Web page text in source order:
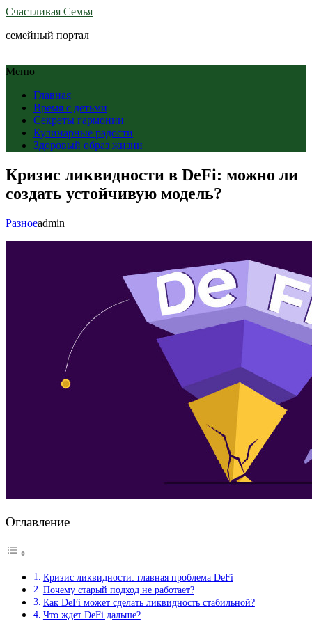
Счастливая Семья
семейный портал
Меню
Главная
Время с детьми
Секреты гармонии
Кулинарные радости
Здоровый образ жизни
Кризис ликвидности в DeFi: можно ли
создать устойчивую модель?
Разноеadmin
Оглавление
Кризис ликвидности: главная проблема DeFi
Почему старый подход не работает?
Как DeFi может сделать ликвидность стабильной?
Что ждет DeFi дальше?